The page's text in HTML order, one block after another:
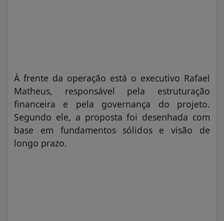
À frente da operação está o executivo Rafael
Matheus, responsável pela estruturação
financeira e pela governança do projeto.
Segundo ele, a proposta foi desenhada com
base em fundamentos sólidos e visão de
longo prazo.